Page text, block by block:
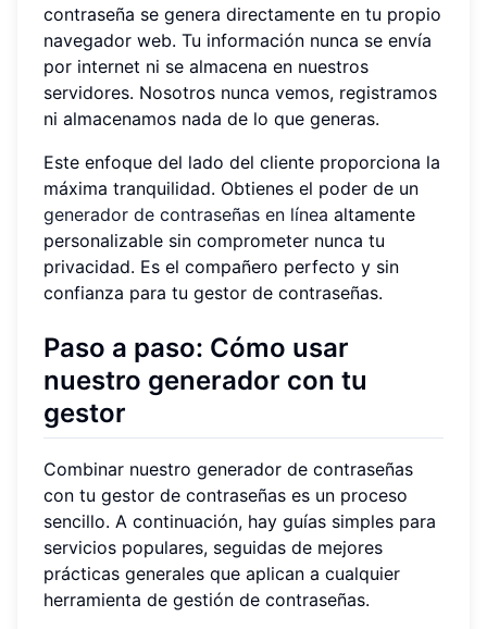
contraseña se genera directamente en tu propio
navegador web. Tu información nunca se envía
por internet ni se almacena en nuestros
servidores. Nosotros nunca vemos, registramos
ni almacenamos nada de lo que generas.
Este enfoque del lado del cliente proporciona la
máxima tranquilidad. Obtienes el poder de un
generador de contraseñas en línea altamente
personalizable sin comprometer nunca tu
privacidad. Es el compañero perfecto y sin
confianza para tu gestor de contraseñas.
Paso a paso: Cómo usar
nuestro generador con tu
gestor
Combinar nuestro generador de contraseñas
con tu gestor de contraseñas es un proceso
sencillo. A continuación, hay guías simples para
servicios populares, seguidas de mejores
prácticas generales que aplican a cualquier
herramienta de gestión de contraseñas.